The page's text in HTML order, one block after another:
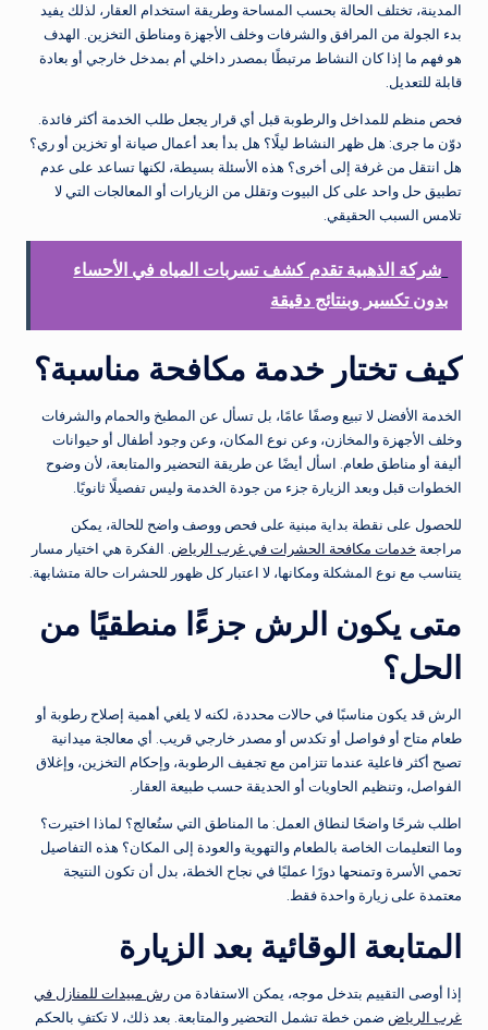
المدينة، تختلف الحالة بحسب المساحة وطريقة استخدام العقار، لذلك يفيد
بدء الجولة من المرافق والشرفات وخلف الأجهزة ومناطق التخزين. الهدف
هو فهم ما إذا كان النشاط مرتبطًا بمصدر داخلي أم بمدخل خارجي أو بعادة
قابلة للتعديل.
فحص منظم للمداخل والرطوبة قبل أي قرار يجعل طلب الخدمة أكثر فائدة.
دوّن ما جرى: هل ظهر النشاط ليلًا؟ هل بدأ بعد أعمال صيانة أو تخزين أو ري؟
هل انتقل من غرفة إلى أخرى؟ هذه الأسئلة بسيطة، لكنها تساعد على عدم
تطبيق حل واحد على كل البيوت وتقلل من الزيارات أو المعالجات التي لا
تلامس السبب الحقيقي.
شركة الذهبية تقدم كشف تسربات المياه في الأحساء
بدون تكسير وبنتائج دقيقة
كيف تختار خدمة مكافحة مناسبة؟
الخدمة الأفضل لا تبيع وصفًا عامًا، بل تسأل عن المطبخ والحمام والشرفات
وخلف الأجهزة والمخازن، وعن نوع المكان، وعن وجود أطفال أو حيوانات
أليفة أو مناطق طعام. اسأل أيضًا عن طريقة التحضير والمتابعة، لأن وضوح
الخطوات قبل وبعد الزيارة جزء من جودة الخدمة وليس تفصيلًا ثانويًا.
للحصول على نقطة بداية مبنية على فحص ووصف واضح للحالة، يمكن
مراجعة خدمات مكافحة الحشرات في غرب الرياض. الفكرة هي اختيار مسار
يتناسب مع نوع المشكلة ومكانها، لا اعتبار كل ظهور للحشرات حالة متشابهة.
متى يكون الرش جزءًا منطقيًا من
الحل؟
الرش قد يكون مناسبًا في حالات محددة، لكنه لا يلغي أهمية إصلاح رطوبة أو
طعام متاح أو فواصل أو تكدس أو مصدر خارجي قريب. أي معالجة ميدانية
تصبح أكثر فاعلية عندما تتزامن مع تجفيف الرطوبة، وإحكام التخزين، وإغلاق
الفواصل، وتنظيم الحاويات أو الحديقة حسب طبيعة العقار.
اطلب شرحًا واضحًا لنطاق العمل: ما المناطق التي ستُعالج؟ لماذا اختيرت؟
وما التعليمات الخاصة بالطعام والتهوية والعودة إلى المكان؟ هذه التفاصيل
تحمي الأسرة وتمنحها دورًا عمليًا في نجاح الخطة، بدل أن تكون النتيجة
معتمدة على زيارة واحدة فقط.
المتابعة الوقائية بعد الزيارة
إذا أوصى التقييم بتدخل موجه، يمكن الاستفادة من رش مبيدات للمنازل في
غرب الرياض ضمن خطة تشمل التحضير والمتابعة. بعد ذلك، لا تكتفِ بالحكم